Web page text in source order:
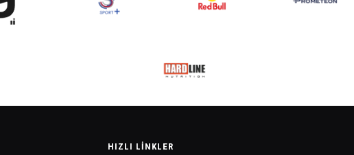
HIZLI LINKLER